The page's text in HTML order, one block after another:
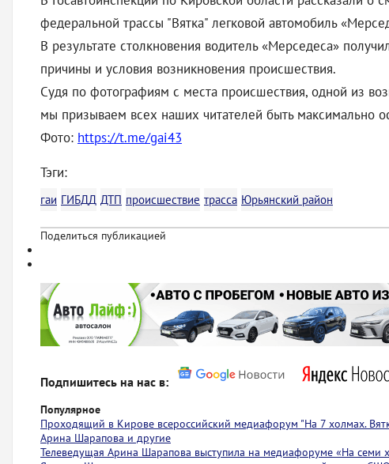
федеральной трассы "Вятка" легковой автомобиль
В результате столкновения водитель «Мерседеса»
причины и условия возникновения происшествия.
Судя по фотографиям с места происшествия, одной из
мы призываем всех наших читателей быть максимально
Фото: https://t.me/gai43
Тэги:
гаи ГИБДД ДТП происшествие трасса Юрьянский район
Поделиться публикацией
Подпишитесь на нас в:
Популярное
Проходящий в Кирове всероссийский медиафорум "На 7 холмах.
Арина Шарапова и другие
Телеведущая Арина Шарапова выступила на медиафоруме «На семи